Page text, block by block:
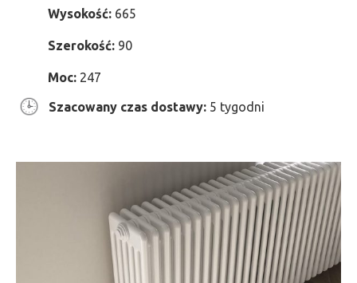
Wysokość: 665
Szerokość: 90
Moc: 247
Szacowany czas dostawy: 5 tygodni